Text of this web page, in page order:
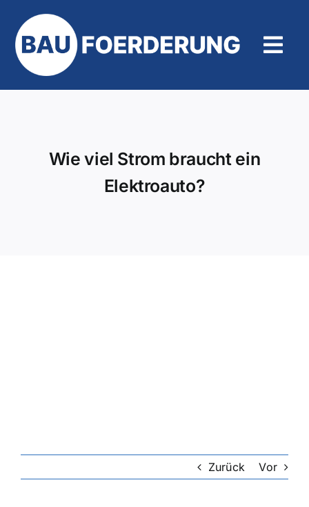
Inhalt
springen
Wie viel Strom braucht ein
Elektroauto?
Zurück Vor